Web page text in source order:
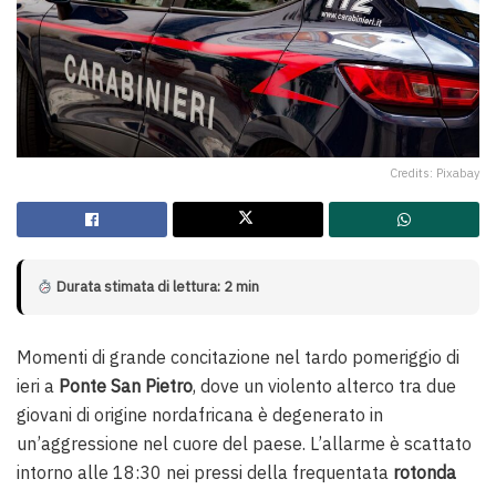
Credits: Pixabay
Durata stimata di lettura: 2 min
Momenti di grande concitazione nel tardo pomeriggio di
ieri a Ponte San Pietro, dove un violento alterco tra due
giovani di origine nordafricana è degenerato in
un’aggressione nel cuore del paese. L’allarme è scattato
intorno alle 18:30 nei pressi della frequentata rotonda